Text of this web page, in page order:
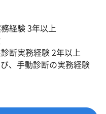
経験 3年以上
断実務経験 2年以上
、手動診断の実務経験